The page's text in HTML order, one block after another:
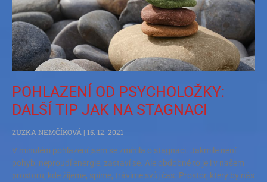
POHLAZENÍ OD PSYCHOLOŽKY:
DALŠÍ TIP JAK NA STAGNACI
ZUZKA NEMČÍKOVÁ
15. 12. 2021
V minulém pohlazení jsem se zmínila o stagnaci. Jakmile není
pohyb, neproudí energie, zastaví se. Ale obdobné to je i v našem
prostoru, kde žijeme, spíme, trávíme svůj čas. Prostor, který by nás